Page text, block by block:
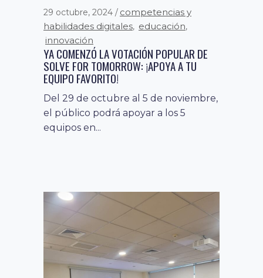
29 octubre, 2024
competencias y
habilidades digitales, educación,
innovación
YA COMENZÓ LA VOTACIÓN POPULAR DE
SOLVE FOR TOMORROW: ¡APOYA A TU
EQUIPO FAVORITO!
Del 29 de octubre al 5 de noviembre,
el público podrá apoyar a los 5
equipos en...
innovación digital en el territorio con
foco en la calidad de vida...
15 mayo, 2024
competencias y
habilidades digitales
desarrollo digital,
fomento a la economía digital,